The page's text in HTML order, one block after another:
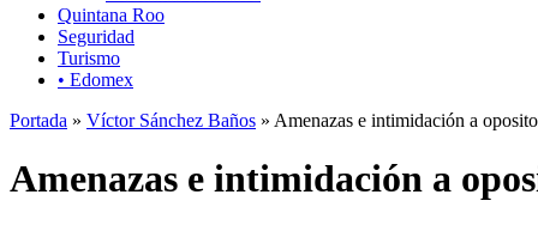
Quintana Roo
Seguridad
Turismo
• Edomex
Portada » Víctor Sánchez Baños » Amenazas e intimidación a
Amenazas e intimidación a